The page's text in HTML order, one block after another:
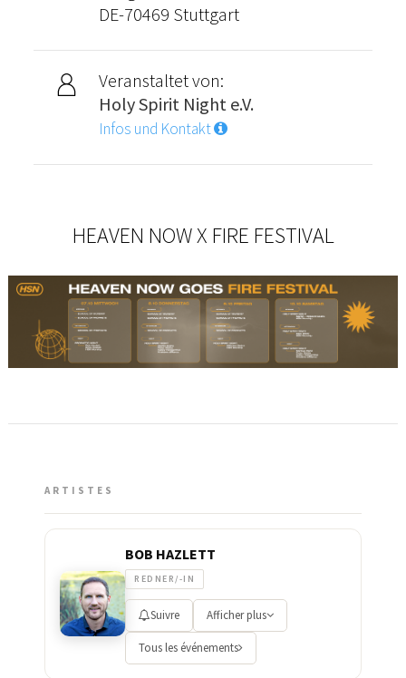
DE-70469 Stuttgart
Veranstaltet von:
Holy Spirit Night e.V.
Infos und Kontakt
HEAVEN NOW X FIRE FESTIVAL
ARTISTES
BOB HAZLETT
REDNER/-IN
Suivre Afficher plus
Tous les événements